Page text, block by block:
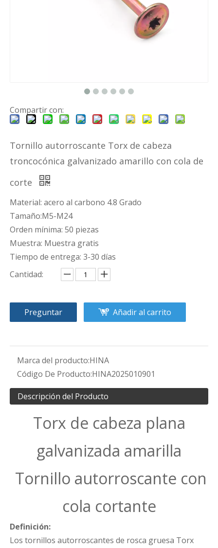
Compartir con:
Tornillo autorroscante Torx de cabeza
troncocónica galvanizado amarillo con cola de
corte
Material: acero al carbono 4.8 Grado
Tamaño:M5-M24
Orden mínima: 50 piezas
Muestra: Muestra gratis
Tiempo de entrega: 3-30 días
Cantidad:
Preguntar Añadir al carrito
Marca del producto:HINA
Código De Producto:HINA2025010901
Descripción del Producto
Torx de cabeza plana
galvanizada amarilla
Tornillo autorroscante con
cola cortante
Definición:
Los tornillos autorroscantes de rosca gruesa Torx